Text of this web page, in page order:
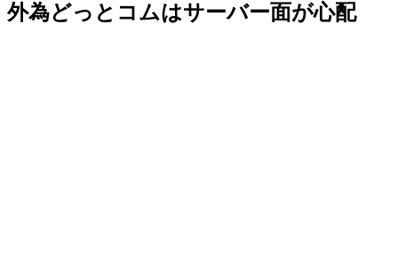
外為どっとコムはサーバー面が心配